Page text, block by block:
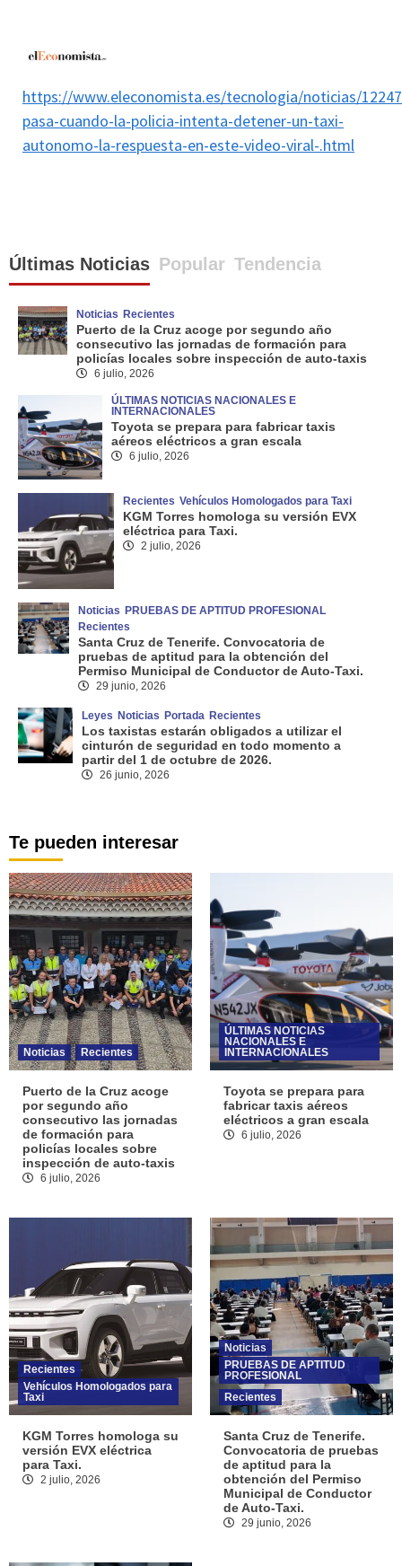
https://www.eleconomista.es/tecnologia/noticias/
pasa-cuando-la-policia-intenta-detener-un-taxi-
autonomo-la-respuesta-en-este-video-viral-.html
Últimas Noticias Popular Tendencia
Noticias Recientes
Puerto de la Cruz acoge por segundo año
consecutivo las jornadas de formación para
policías locales sobre inspección de auto-taxis
6 julio, 2026
ÚLTIMAS NOTICIAS NACIONALES E
INTERNACIONALES
Toyota se prepara para fabricar taxis
aéreos eléctricos a gran escala
6 julio, 2026
Recientes Vehículos Homologados para Taxi
KGM Torres homologa su versión EVX
eléctrica para Taxi.
2 julio, 2026
Noticias PRUEBAS DE APTITUD PROFESIONAL
Recientes
Santa Cruz de Tenerife. Convocatoria de
pruebas de aptitud para la obtención del
Permiso Municipal de Conductor de Auto-Taxi.
29 junio, 2026
Leyes Noticias Portada Recientes
Los taxistas estarán obligados a utilizar el
cinturón de seguridad en todo momento a
partir del 1 de octubre de 2026.
26 junio, 2026
Te pueden interesar
Noticias Recientes
Puerto de la Cruz acoge
por segundo año
consecutivo las jornadas
de formación para
policías locales sobre
inspección de auto-taxis
6 julio, 2026
ÚLTIMAS NOTICIAS
NACIONALES E
INTERNACIONALES
Toyota se prepara para
fabricar taxis aéreos
eléctricos a gran escala
6 julio, 2026
Recientes
Vehículos Homologados para
Taxi
KGM Torres homologa su
versión EVX eléctrica
para Taxi.
2 julio, 2026
Noticias
PRUEBAS DE APTITUD
PROFESIONAL
Recientes
Santa Cruz de Tenerife.
Convocatoria de pruebas
de aptitud para la
obtención del Permiso
Municipal de Conductor
de Auto-Taxi.
29 junio, 2026